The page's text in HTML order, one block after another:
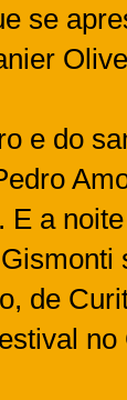
se
e do
E a
de
no